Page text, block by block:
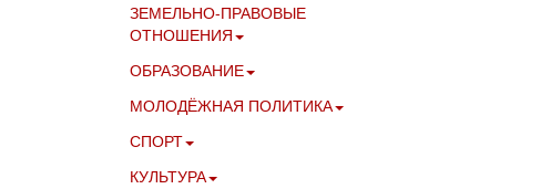
ЗЕМЕЛЬНО-ПРАВОВЫЕ
ОТНОШЕНИЯ
ОБРАЗОВАНИЕ
МОЛОДЁЖНАЯ ПОЛИТИКА
СПОРТ
КУЛЬТУРА